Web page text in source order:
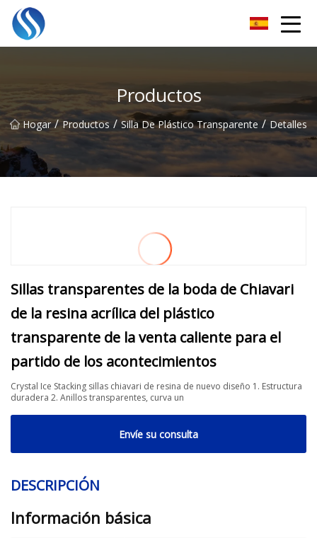
Productos
Hogar / Productos / Silla De Plástico Transparente / Detalles
Sillas transparentes de la boda de Chiavari
de la resina acrílica del plástico
transparente de la venta caliente para el
partido de los acontecimientos
Crystal Ice Stacking sillas chiavari de resina de nuevo diseño 1. Estructura
duradera 2. Anillos transparentes, curva un
Envíe su consulta
DESCRIPCIÓN
Información básica